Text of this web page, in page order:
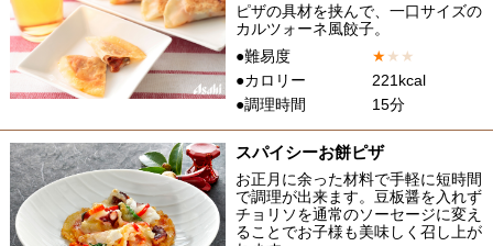
ピザの具材を挟んで、一口サイズの
カルツォーネ風餃子。
●難易度
★★ ★
●カロリー
221kcal
●調理時間
15分
スパイシーお餅ピザ
お正月に余った材料で手軽に短時間
で調理が出来ます。豆板醤を入れず
チョリソを通常のソーセージに変え
ることでお子様も美味しく召し上が